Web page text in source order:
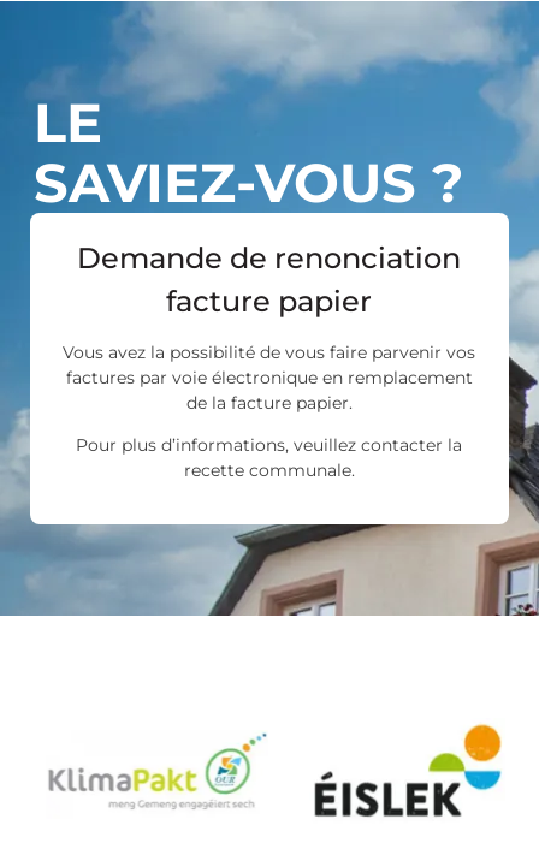
Demande de renonciation
facture papier
Vous avez la possibilité de vous faire parvenir vos
factures par voie électronique en remplacement
de la facture papier.
Pour plus d’informations, veuillez contacter la
recette communale.
LE
SAVIEZ-VOUS ?
Les